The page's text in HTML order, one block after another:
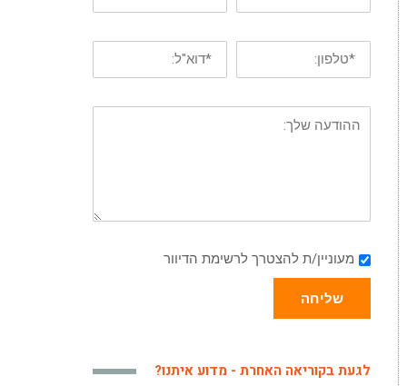
מעוניין/ת להצטרך לרשימת הדיוור
שליחה
לגעת בקוריאה האחרת - מדוע איתנו?